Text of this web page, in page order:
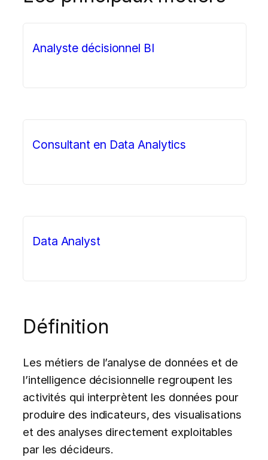
Analyste décisionnel BI
Consultant en Data Analytics
Data Analyst
Définition
Les métiers de l’analyse de données et de
l’intelligence décisionnelle regroupent les
activités qui interprètent les données pour
produire des indicateurs, des visualisations
et des analyses directement exploitables
par les décideurs.